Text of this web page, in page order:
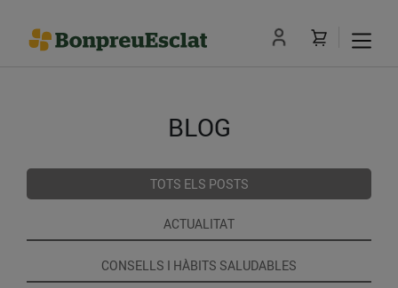
BLOG
TOTS ELS POSTS
ACTUALITAT
CONSELLS I HÀBITS SALUDABLES